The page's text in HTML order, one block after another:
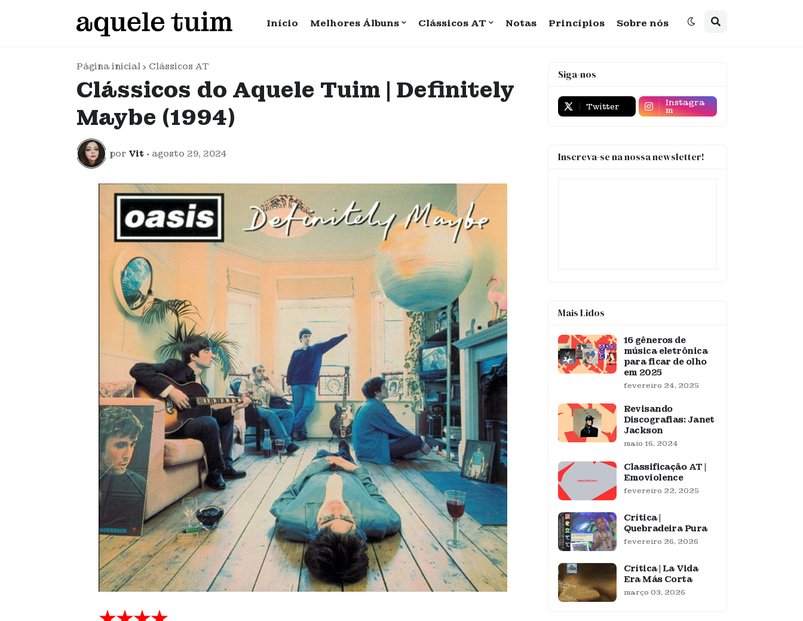
Início Melhores Álbuns Clássicos AT Notas Princípios Sobre nós
Página inicial Clássicos AT
Clássicos do Aquele Tuim | Definitely
Maybe (1994)
por Vit • agosto 29, 2024
Siga-nos
Twitter Instagra
m
Inscreva-se na nossa newsletter!
Mais Lidos
16 gêneros de
música eletrônica
para ficar de olho
em 2025
fevereiro 24, 2025
Revisando
Discografias: Janet
Jackson
maio 16, 2024
Classificação AT |
Emoviolence
fevereiro 22, 2025
Crítica |
Quebradeira Pura
fevereiro 26, 2026
Crítica | La Vida
Era Más Corta
março 03, 2026